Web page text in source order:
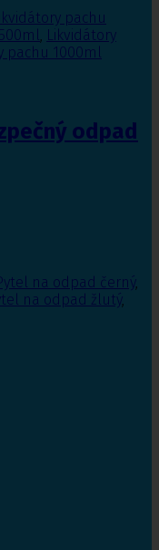
pachu
, Likvidátory
pachu 1000ml
odpad
na odpad černý,
na odpad žlutý,